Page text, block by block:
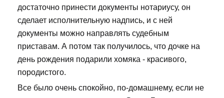
достаточно принести документы нотариусу, он
сделает исполнительную надпись, и с ней
документы можно направлять судебным
приставам. А потом так получилось, что дочке на
день рождения подарили хомяка - красивого,
породистого.
Все было очень спокойно, по-домашнему, если не